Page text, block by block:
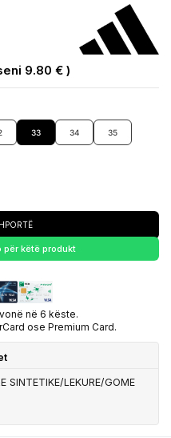
9.80 € )
33 34 35
për këtë produkt
në 6 këste.
ose Premium Card.
SINTETIKE/LEKURE/GOME